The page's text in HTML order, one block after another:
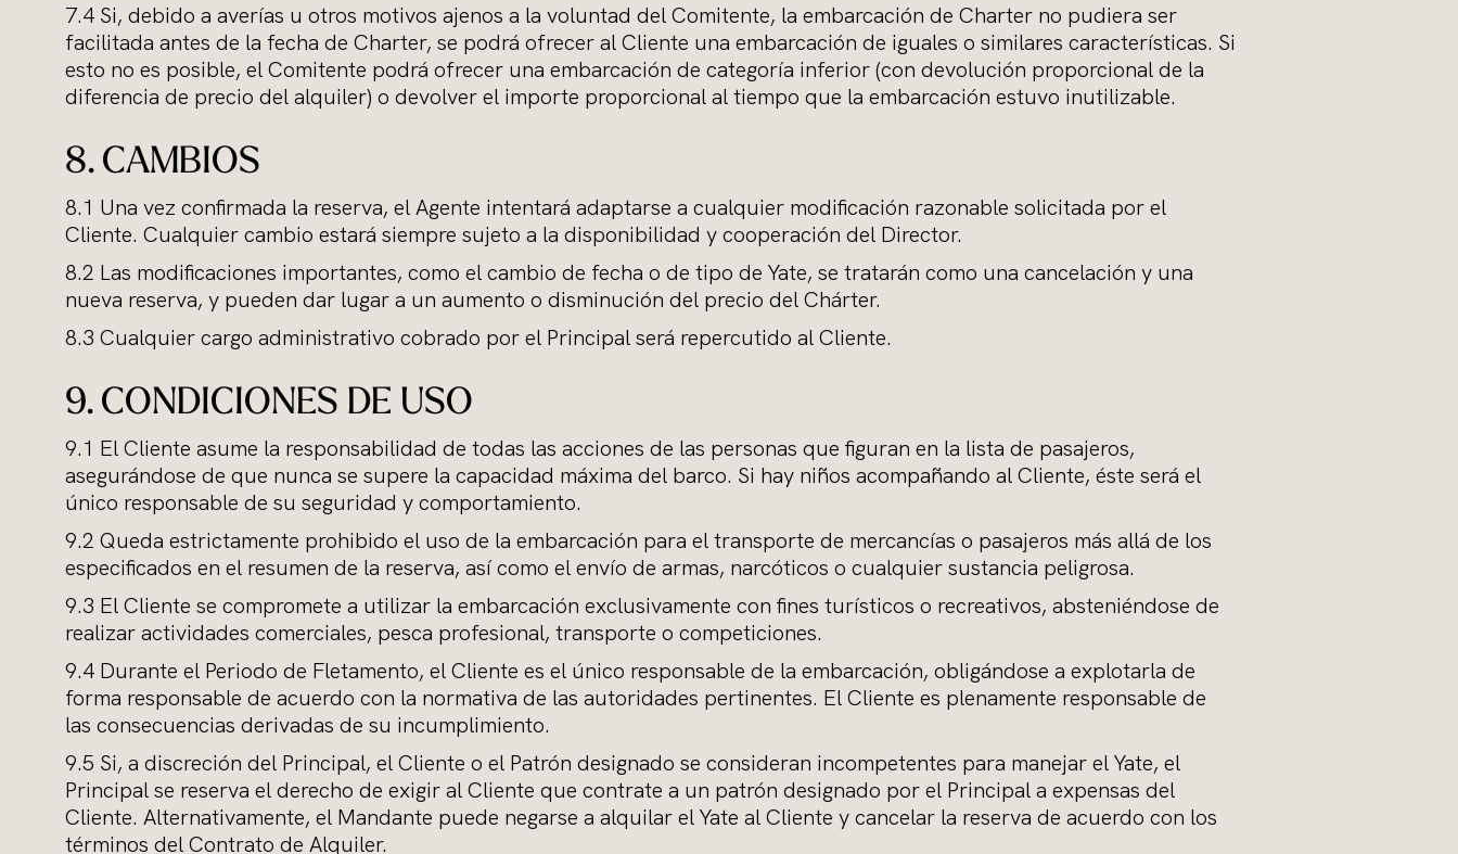
7.4 Si, debido a averías u otros motivos ajenos a la voluntad del Comitente, la embarcación de Charter no pudiera ser
facilitada antes de la fecha de Charter, se podrá ofrecer al Cliente una embarcación de iguales o similares características. Si
esto no es posible, el Comitente podrá ofrecer una embarcación de categoría inferior (con devolución proporcional de la
diferencia de precio del alquiler) o devolver el importe proporcional al tiempo que la embarcación estuvo inutilizable.
8. CAMBIOS
8.1 Una vez confirmada la reserva, el Agente intentará adaptarse a cualquier modificación razonable solicitada por el
Cliente. Cualquier cambio estará siempre sujeto a la disponibilidad y cooperación del Director.
8.2 Las modificaciones importantes, como el cambio de fecha o de tipo de Yate, se tratarán como una cancelación y una
nueva reserva, y pueden dar lugar a un aumento o disminución del precio del Chárter.
8.3 Cualquier cargo administrativo cobrado por el Principal será repercutido al Cliente.
9. CONDICIONES DE USO
9.1 El Cliente asume la responsabilidad de todas las acciones de las personas que figuran en la lista de pasajeros,
asegurándose de que nunca se supere la capacidad máxima del barco. Si hay niños acompañando al Cliente, éste será el
único responsable de su seguridad y comportamiento.
9.2 Queda estrictamente prohibido el uso de la embarcación para el transporte de mercancías o pasajeros más allá de los
especificados en el resumen de la reserva, así como el envío de armas, narcóticos o cualquier sustancia peligrosa.
9.3 El Cliente se compromete a utilizar la embarcación exclusivamente con fines turísticos o recreativos, absteniéndose de
realizar actividades comerciales, pesca profesional, transporte o competiciones.
9.4 Durante el Periodo de Fletamento, el Cliente es el único responsable de la embarcación, obligándose a explotarla de
forma responsable de acuerdo con la normativa de las autoridades pertinentes. El Cliente es plenamente responsable de
las consecuencias derivadas de su incumplimiento.
9.5 Si, a discreción del Principal, el Cliente o el Patrón designado se consideran incompetentes para manejar el Yate, el
Principal se reserva el derecho de exigir al Cliente que contrate a un patrón designado por el Principal a expensas del
Cliente. Alternativamente, el Mandante puede negarse a alquilar el Yate al Cliente y cancelar la reserva de acuerdo con los
términos del Contrato de Alquiler.